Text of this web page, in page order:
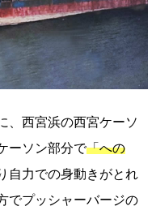
、西宮浜の西宮ケーソ
ーソン部分で「への
自力での身動きがとれ
でプッシャーバージの